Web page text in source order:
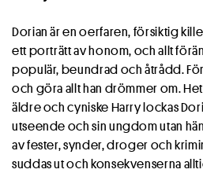
Dorian är en oerfaren, försiktig
ett porträtt av honom, och allt
populär, beundrad och åtrådd.
och göra allt han drömmer om.
äldre och cyniske Harry lockas
utseende och sin ungdom utan
av fester, synder, droger och
suddas ut och konsekvenserna